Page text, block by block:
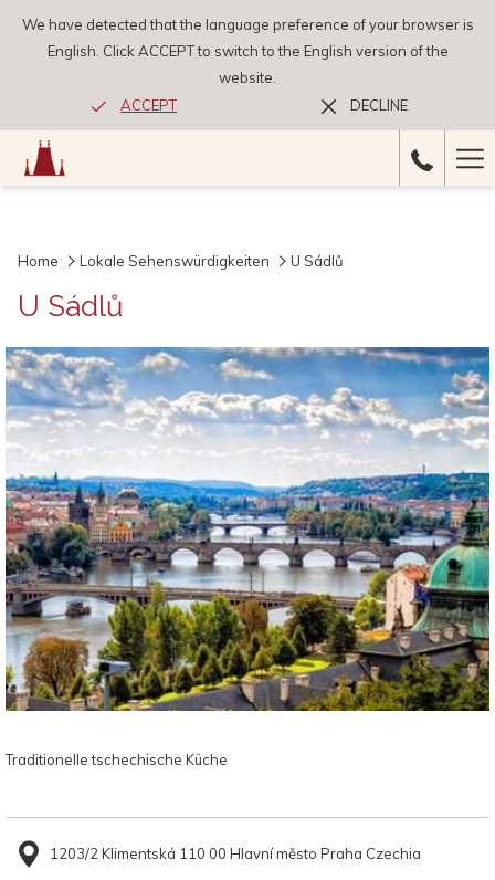
We have detected that the language preference of your browser is
English. Click ACCEPT to switch to the English version of the
website.
ACCEPT
DECLINE
Home Lokale Sehenswürdigkeiten U Sádlů
U Sádlů
Traditionelle tschechische Küche
1203/2 Klimentská 110 00 Hlavní město Praha Czechia